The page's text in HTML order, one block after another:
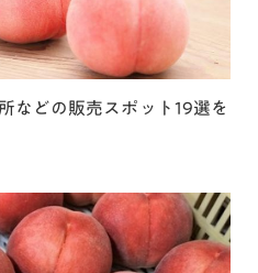
などの販売スポット19選を